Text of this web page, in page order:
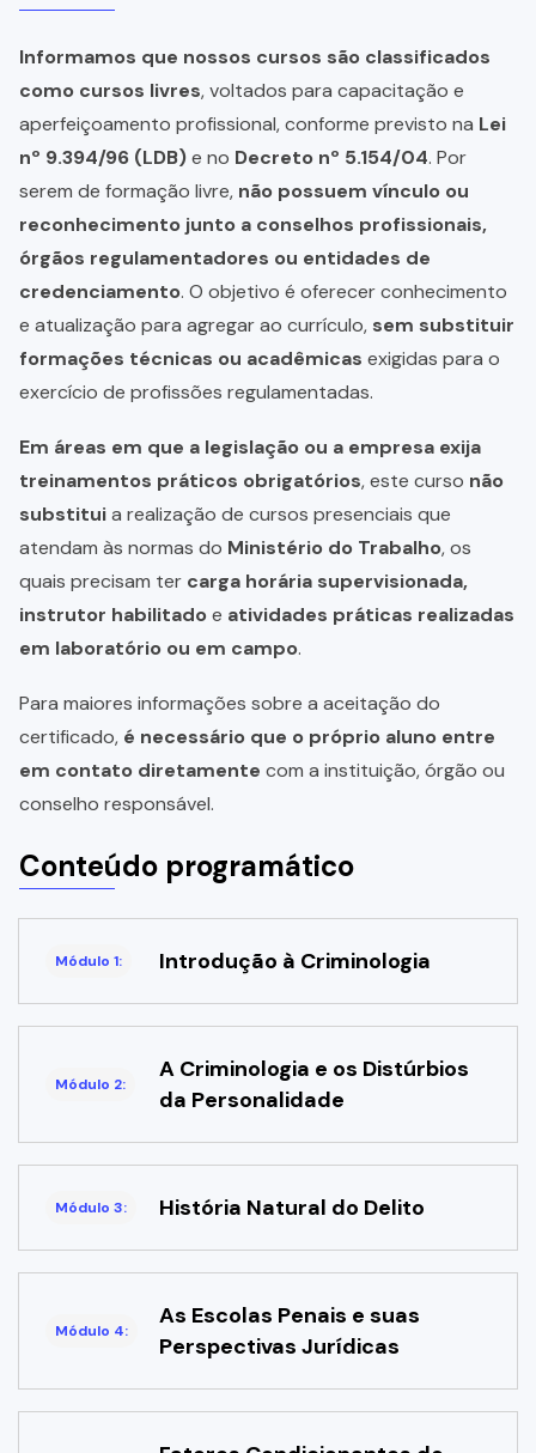
Informamos que nossos cursos são classificados
como cursos livres, voltados para capacitação e
aperfeiçoamento profissional, conforme previsto na Lei
nº 9.394/96 (LDB)e no Decreto nº 5.154/04. Por
serem de formação livre, não possuem vínculo ou
reconhecimento junto a conselhos profissionais,
órgãos regulamentadores ou entidades de
credenciamento. O objetivo é oferecer conhecimento
e atualização para agregar ao currículo, sem substituir
formações técnicas ou acadêmicas exigidas para o
exercício de profissões regulamentadas.
Em áreas em que a legislação ou a empresa exija
treinamentos práticos obrigatórios, este curso não
substituia realização de cursos presenciais que
atendam às normas do Ministério do Trabalho, os
quais precisam ter carga horária supervisionada,
instrutor habilitadoe atividades práticas realizadas
em laboratório ou em campo.
Para maiores informações sobre a aceitação do
certificado, é necessário que o próprio aluno entre
em contato diretamente com a instituição, órgão ou
conselho responsável.
Conteúdo programático
Módulo 1: Introdução à Criminologia
Módulo 2:
A Criminologia e os Distúrbios
da Personalidade
Módulo 3: História Natural do Delito
Módulo 4:
As Escolas Penais e suas
Perspectivas Jurídicas